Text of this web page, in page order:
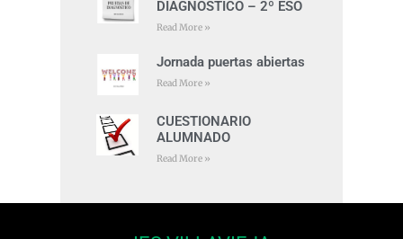
DIAGNÓSTICO – 2º ESO
Read More »
Jornada puertas abiertas
Read More »
CUESTIONARIO
ALUMNADO
Read More »